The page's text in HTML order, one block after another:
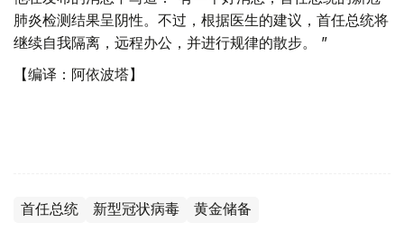
肺炎检测结果呈阴性。不过，根据医生的建议，首任总统将
继续自我隔离，远程办公，并进行规律的散步。 ”
【编译：阿依波塔】
首任总统 新型冠状病毒 黄金储备